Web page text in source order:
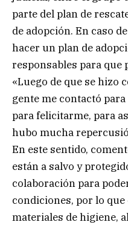
parte del plan de
de adopción. En caso
hacer un plan de
responsables para que
«Luego de que se hizo
gente me contactó
para felicitarme, para
hubo mucha
En este sentido,
están a salvo y
colaboración para
condiciones, por lo
materiales de higiene,